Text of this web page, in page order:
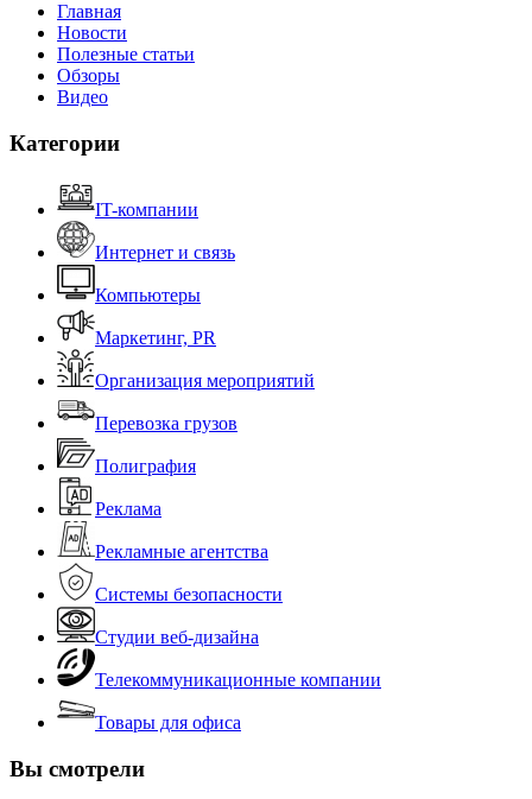
Главная
Новости
Полезные статьи
Обзоры
Видео
Категории
IT-компании
Интернет и связь
Компьютеры
Маркетинг, PR
Организация мероприятий
Перевозка грузов
Полиграфия
Реклама
Рекламные агентства
Системы безопасности
Студии веб-дизайна
Телекоммуникационные компании
Товары для офиса
Вы смотрели